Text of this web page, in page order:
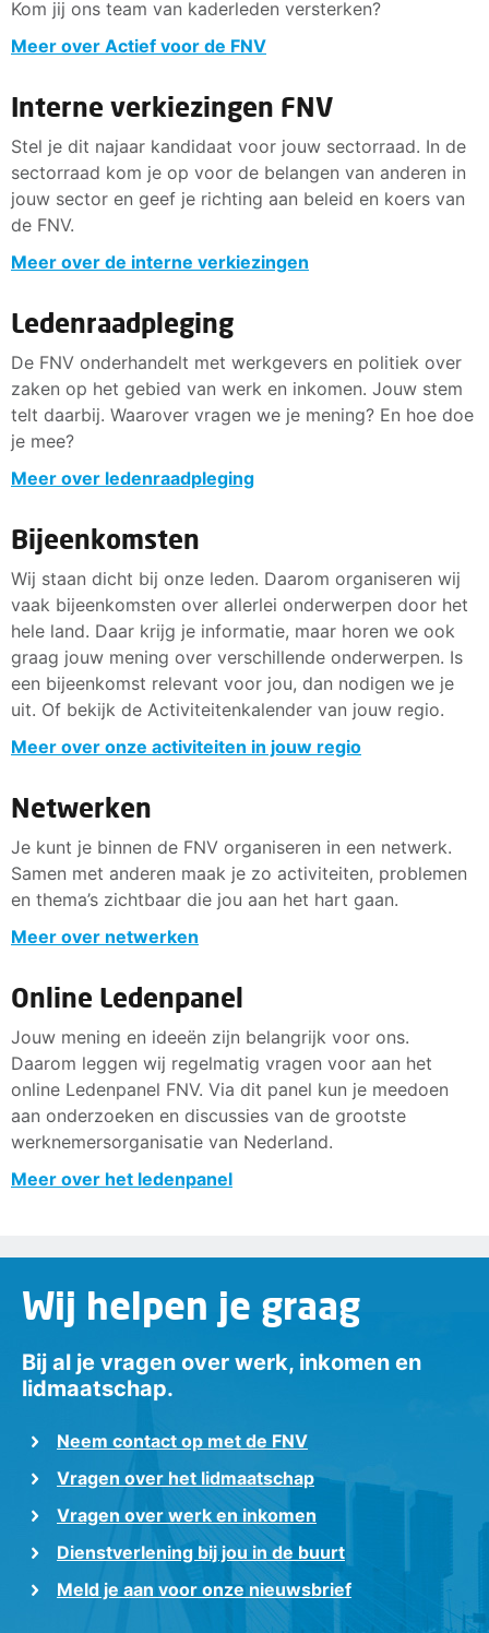
Kom jij ons team van kaderleden versterken?
Meer over Actief voor de FNV
Interne verkiezingen FNV
Stel je dit najaar kandidaat voor jouw sectorraad. In de
sectorraad kom je op voor de belangen van anderen in
jouw sector en geef je richting aan beleid en koers van
de FNV.
Meer over de interne verkiezingen
Ledenraadpleging
De FNV onderhandelt met werkgevers en politiek over
zaken op het gebied van werk en inkomen. Jouw stem
telt daarbij. Waarover vragen we je mening? En hoe doe
je mee?
Meer over ledenraadpleging
Bijeenkomsten
Wij staan dicht bij onze leden. Daarom organiseren wij
vaak bijeenkomsten over allerlei onderwerpen door het
hele land. Daar krijg je informatie, maar horen we ook
graag jouw mening over verschillende onderwerpen. Is
een bijeenkomst relevant voor jou, dan nodigen we je
uit. Of bekijk de Activiteitenkalender van jouw regio.
Meer over onze activiteiten in jouw regio
Netwerken
Je kunt je binnen de FNV organiseren in een netwerk.
Samen met anderen maak je zo activiteiten, problemen
en thema’s zichtbaar die jou aan het hart gaan.
Meer over netwerken
Online Ledenpanel
Jouw mening en ideeën zijn belangrijk voor ons.
Daarom leggen wij regelmatig vragen voor aan het
online Ledenpanel FNV. Via dit panel kun je meedoen
aan onderzoeken en discussies van de grootste
werknemersorganisatie van Nederland.
Meer over het ledenpanel
Wij helpen je graag
Bij al je vragen over werk, inkomen en
lidmaatschap.
Neem contact op met de FNV
Vragen over het lidmaatschap
Vragen over werk en inkomen
Dienstverlening bij jou in de buurt
Meld je aan voor onze nieuwsbrief